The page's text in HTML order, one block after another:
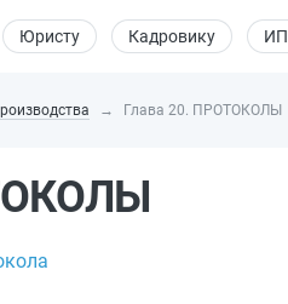
Юристу Кадровику ИП
Глава 20. ПРОТОКОЛЫ